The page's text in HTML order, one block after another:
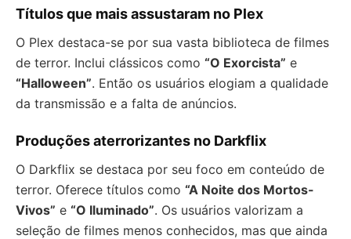
Títulos que mais assustaram no Plex
O Plex destaca-se por sua vasta biblioteca de filmes
de terror. Inclui clássicos como “O Exorcista” e
“Halloween”. Então os usuários elogiam a qualidade
da transmissão e a falta de anúncios.
Produções aterrorizantes no Darkflix
O Darkflix se destaca por seu foco em conteúdo de
terror. Oferece títulos como “A Noite dos Mortos-
Vivos” e “O Iluminado”. Os usuários valorizam a
seleção de filmes menos conhecidos, mas que ainda